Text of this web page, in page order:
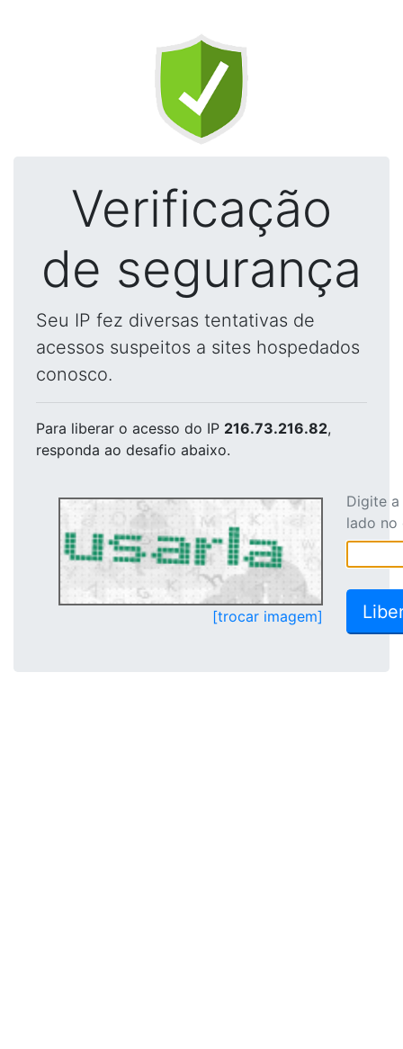
Verificação
de segurança
Seu IP fez diversas tentativas de
acessos suspeitos a sites hospedados
conosco.
Para liberar o acesso do IP 216.73.216.82,
responda ao desafio abaixo.
[trocar imagem]
Digite
lado no